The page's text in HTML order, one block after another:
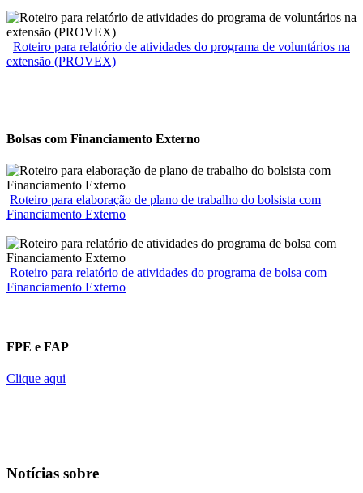
Roteiro para relatório de atividades do programa de voluntários na
extensão (PROVEX)
Bolsas com Financiamento Externo
Roteiro para elaboração de plano de trabalho do bolsista com
Financiamento Externo
Roteiro para relatório de atividades do programa de bolsa com
Financiamento Externo
FPE e FAP
Clique aqui
Notícias sobre